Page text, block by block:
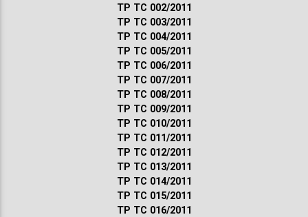
ТР ТС 002/2011
ТР ТС 003/2011
ТР ТС 004/2011
ТР ТС 005/2011
ТР ТС 006/2011
ТР ТС 007/2011
ТР ТС 008/2011
ТР ТС 009/2011
ТР ТС 010/2011
ТР ТС 011/2011
ТР ТС 012/2011
ТР ТС 013/2011
ТР ТС 014/2011
ТР ТС 015/2011
ТР ТС 016/2011